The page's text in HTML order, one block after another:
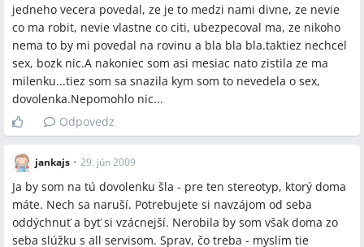
jedneho vecera povedal, ze je to medzi nami divne, ze nevie
co ma robit, nevie vlastne co citi, ubezpecoval ma, ze nikoho
nema to by mi povedal na rovinu a bla bla bla.taktiez nechcel
sex, bozk nic.A nakoniec som asi mesiac nato zistila ze ma
milenku...tiez som sa snazila kym som to nevedela o sex,
dovolenka.Nepomohlo nic...
Odpovedz
jankajs • 29. jún 2009
Ja by som na tú dovolenku šla - pre ten stereotyp, ktorý doma
máte. Nech sa naruší. Potrebujete si navzájom od seba
oddýchnuť a byť si vzácnejší. Nerobila by som však doma zo
seba slúžku s all servisom. Sprav, čo treba - myslím tie